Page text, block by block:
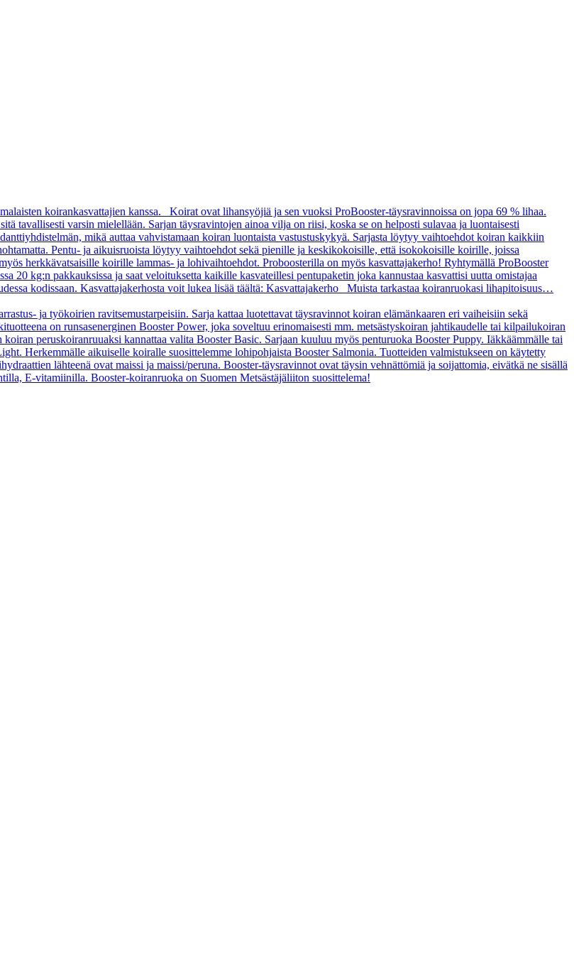
koirankasvattajien kanssa. Koirat ovat lihansyöjiä ja sen vuoksi ProBooster-täysravinnoissa on jopa 69 % lihaa.
tavallisesti varsin mielellään. Sarjan täysravintojen ainoa vilja on riisi, koska se on helposti sulavaa ja luontaisesti
mikä auttaa vahvistamaan koiran luontaista vastustuskykyä. Sarjasta löytyy vaihtoehdot koiran kaikkiin
Pentu- ja aikuisruoista löytyy vaihtoehdot sekä pienille ja keskikokoisille, että isokokoisille koirille, joissa
herkkävatsaisille koirille lammas- ja lohivaihtoehdot. Proboosterilla on myös kasvattajakerho! Ryhtymällä ProBooster
20 kg:n pakkauksissa ja saat veloituksetta kaikille kasvateillesi pentupaketin joka kannustaa kasvattisi uutta omistajaa
kodissaan. Kasvattajakerhosta voit lukea lisää täältä: Kasvattajakerho Muista tarkastaa koiranruokasi lihapitoisuus…
ja työkoirien ravitsemustarpeisiin. Sarja kattaa luotettavat täysravinnot koiran elämänkaaren eri vaiheisiin sekä
on runsasenerginen Booster Power, joka soveltuu erinomaisesti mm. metsästyskoiran jahtikaudelle tai kilpailukoiran
peruskoiranruuaksi kannattaa valita Booster Basic. Sarjaan kuuluu myös penturuoka Booster Puppy. Iäkkäämmälle tai
Herkemmälle aikuiselle koiralle suosittelemme lohipohjaista Booster Salmonia. Tuotteiden valmistukseen on käytetty
lähteenä ovat maissi ja maissi/peruna. Booster-täysravinnot ovat täysin vehnättömiä ja soijattomia, eivätkä ne sisällä
E-vitamiinilla. Booster-koiranruoka on Suomen Metsästäjäliiton suosittelema!